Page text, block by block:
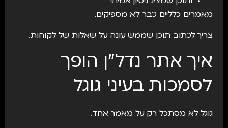
מאמרים כלליים כבר לא מספיקים.
צריך לכתוב תוכן שממש עונה על שאלות של לקוחות.
איך אתר נדל״ן הופך
לסמכות בעיני גוגל
גוגל לא מסתכל רק על מאמר אחד.